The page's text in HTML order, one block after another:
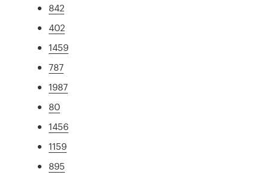
842
402
1459
787
1987
80
1456
1159
895